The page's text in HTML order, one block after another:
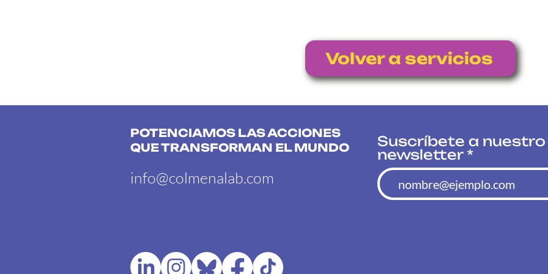
Volver a servicios
POTENCIAMOS LAS ACCIONES
QUE TRANSFORMAN EL MUNDO
info@colmenalab.com
Suscríbete a nuestro
newsletter